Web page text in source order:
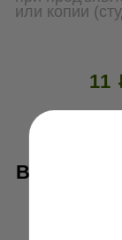
или копии
11